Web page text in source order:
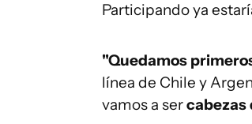
Participando ya
"Quedamos
línea de Chile y
vamos a sercabezas